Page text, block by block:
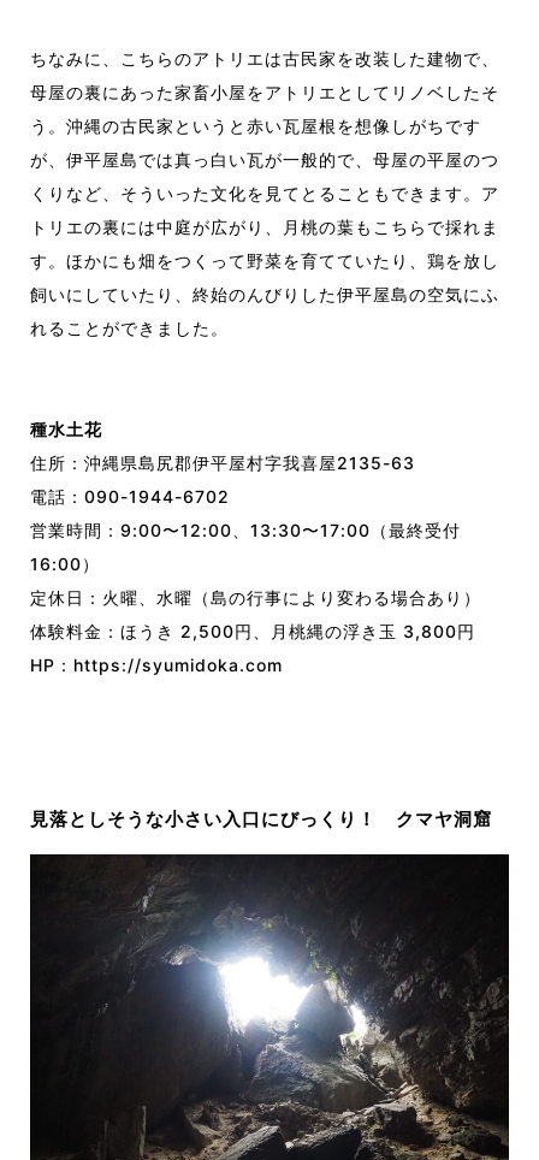
ちなみに、こちらのアトリエは古民家を改装した建物で、
母屋の裏にあった家畜小屋をアトリエとしてリノベしたそ
う。 沖縄の古民家というと赤い瓦屋根を想像しがちです
が、伊平屋島では真っ白い瓦が一般的で、 母屋の平屋のつ
くりなど、 そういった文化を見てとることもできます。 ア
トリエの裏には中庭が広がり、
月桃の葉もこちらで採れま
す。ほかにも畑をつくって野菜を育てていたり、鶏を放し
飼いにしていたり、 終始のんびりした伊平屋島の空気にふ
れることができました 。
種水土花
住所：沖縄県島尻郡伊平屋村字我喜屋2135-63
電話： 090-1944-6702
営業時間： 9:00〜12:00、13:30〜17:00（最終受付
16:00）
定休日：火曜、水曜（島の行事により変わる場合あり）
体験料金：ほうき 2,500円、 月桃縄の浮き玉 3,800円
HP： https://syumidoka.com
見落としそうな小さい入口にびっくり！ クマヤ洞窟